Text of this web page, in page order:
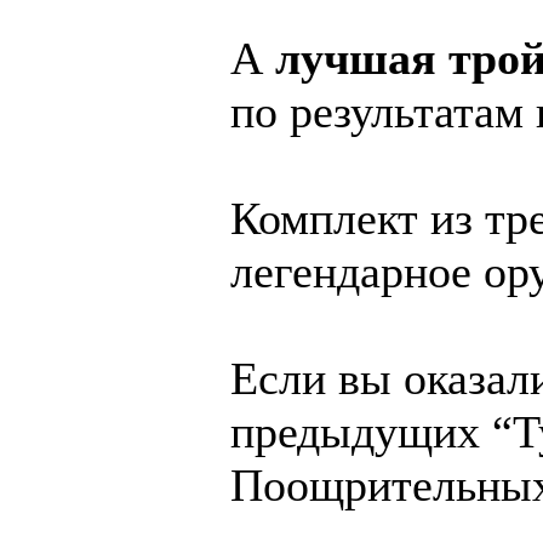
А лучшая
по
Комплект из
легендарное
Если вы
предыдущих